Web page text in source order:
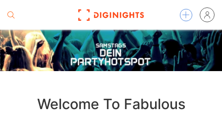
Welcome To Fabulous